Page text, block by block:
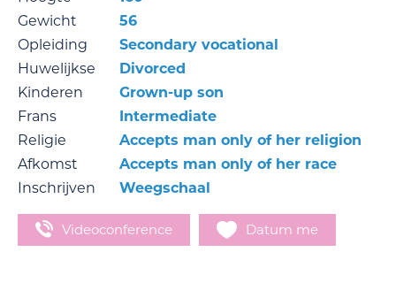
Gewicht
56
Opleiding
Secondary vocational
Huwelijkse
Divorced
Kinderen
Grown-up son
Frans
Intermediate
Religie
Accepts man only of her religion
Afkomst
Accepts man only of her race
Inschrijven
Weegschaal
Videoconference Datum me